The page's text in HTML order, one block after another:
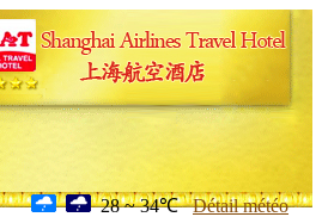
28 ~ 34℃ Détail météo